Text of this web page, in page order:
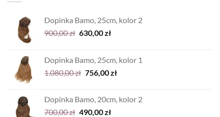
Dopinka Bamo, 25cm, kolor 2
900,00zł Pierwotna
900,00 zł.
630,00złAktualna
630,00 zł.
Dopinka Bamo, 25cm, kolor 1
1.080,00zł Pierwotna
1.080,00 zł.
756,00złAktualna
756,00 zł.
Dopinka Bamo, 20cm, kolor 2
700,00zł Pierwotna
490,00złAktualna